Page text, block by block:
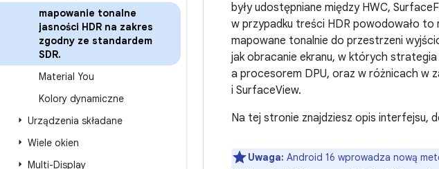
mapowanie tonalne
jasności HDR na zakres
zgodny ze standardem
SDR.
Material You
Kolory dynamiczne
Urządzenia składane
Wiele okien
Multi-Display
były udostępniane między HWC,
w przypadku treści HDR powodowało to
mapowane tonalnie do przestrzeni
jak obracanie ekranu, w których
a procesorem DPU, oraz w różnicach w
i SurfaceView.
Na tej stronie znajdziesz opis interfejsu,
Uwaga: Android 16 wprowadza nową